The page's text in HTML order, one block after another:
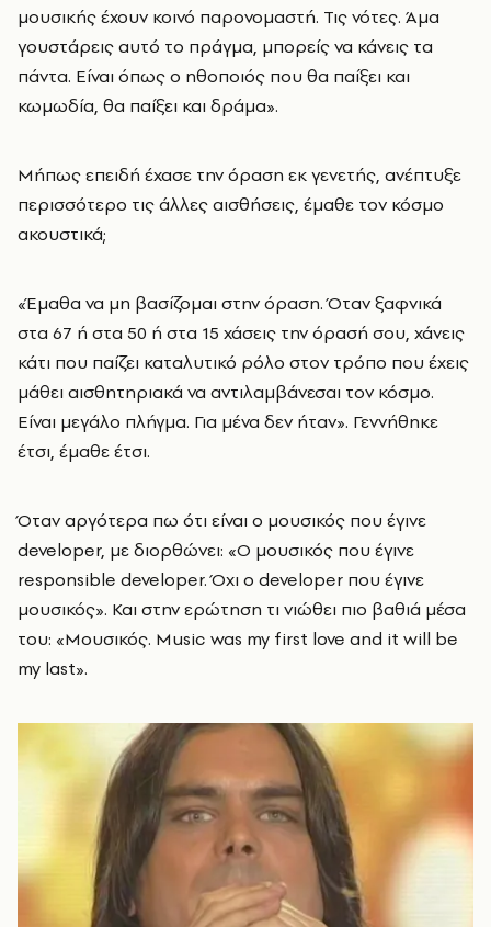
μουσικής έχουν κοινό παρονομαστή. Τις νότες. Άμα
γουστάρεις αυτό το πράγμα, μπορείς να κάνεις τα
πάντα. Είναι όπως ο ηθοποιός που θα παίξει και
κωμωδία, θα παίξει και δράμα».
Μήπως επειδή έχασε την όραση εκ γενετής, ανέπτυξε
περισσότερο τις άλλες αισθήσεις, έμαθε τον κόσμο
ακουστικά;
«Έμαθα να μη βασίζομαι στην όραση. Όταν ξαφνικά
στα 67 ή στα 50 ή στα 15 χάσεις την όρασή σου, χάνεις
κάτι που παίζει καταλυτικό ρόλο στον τρόπο που έχεις
μάθει αισθητηριακά να αντιλαμβάνεσαι τον κόσμο.
Είναι μεγάλο πλήγμα. Για μένα δεν ήταν». Γεννήθηκε
έτσι, έμαθε έτσι.
Όταν αργότερα πω ότι είναι ο μουσικός που έγινε
developer, με διορθώνει: «Ο μουσικός που έγινε
responsible developer. Όχι ο developer που έγινε
μουσικός». Και στην ερώτηση τι νιώθει πιο βαθιά μέσα
του: «Μουσικός. Music was my first love and it will be
my last».